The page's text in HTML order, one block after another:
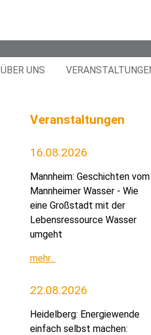
ÜBER UNS
Veranstaltungen
16.08.2026
Mannheim: Geschichten vom
Mannheimer Wasser - Wie
eine Großstadt mit der
Lebensressource Wasser
umgeht
mehr...
22.08.2026
Heidelberg: Energiewende
einfach selbst machen: